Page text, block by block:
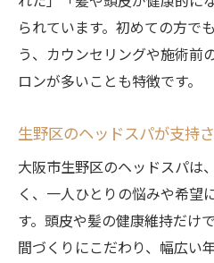
集中ケアなら忙しい毎
理由
ヘッドスパ集中ケ
る訳
短時間でも効果的
力
頭皮と髪を守るヘ
ヘッドスパで簡単
られています。初めての方で
う、カウンセリングや施術前
ロンが多いことも特徴です。
生野区のヘッドスパが支持
大阪市生野区のヘッドスパは
く、一人ひとりの悩みや希望
す。頭皮や髪の健康維持だけ
間づくりにこだわり、幅広い